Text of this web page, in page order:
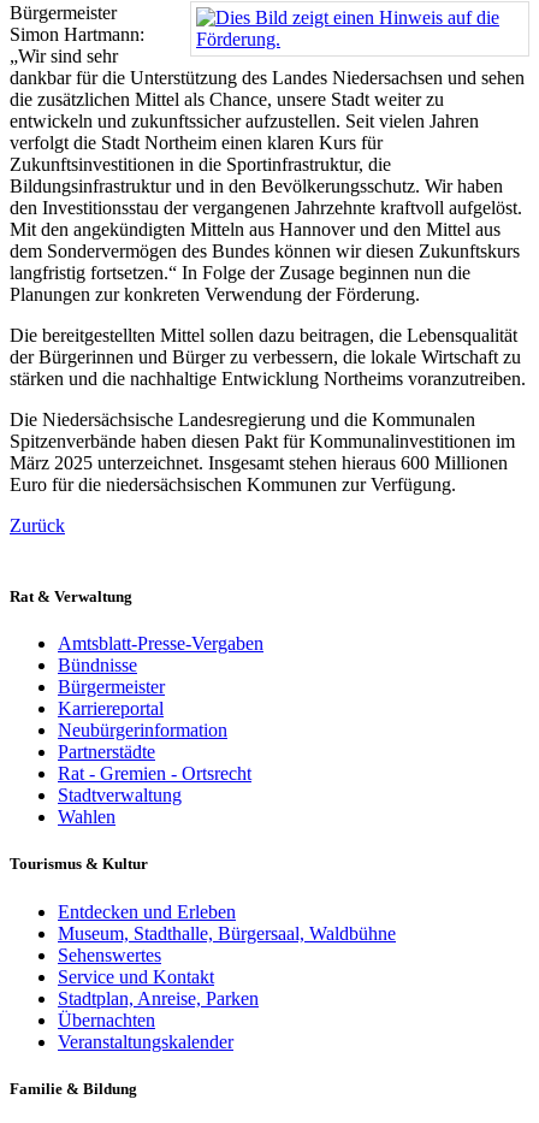
Bürgermeister
Simon Hartmann:
„Wir sind sehr
dankbar für die Unterstützung des Landes Niedersachsen und sehen
die zusätzlichen Mittel als Chance, unsere Stadt weiter zu
entwickeln und zukunftssicher aufzustellen. Seit vielen Jahren
verfolgt die Stadt Northeim einen klaren Kurs für
Zukunftsinvestitionen in die Sportinfrastruktur, die
Bildungsinfrastruktur und in den Bevölkerungsschutz. Wir haben
den Investitionsstau der vergangenen Jahrzehnte kraftvoll aufgelöst.
Mit den angekündigten Mitteln aus Hannover und den Mittel aus
dem Sondervermögen des Bundes können wir diesen Zukunftskurs
langfristig fortsetzen.“ In Folge der Zusage beginnen nun die
Planungen zur konkreten Verwendung der Förderung.
Die bereitgestellten Mittel sollen dazu beitragen, die Lebensqualität
der Bürgerinnen und Bürger zu verbessern, die lokale Wirtschaft zu
stärken und die nachhaltige Entwicklung Northeims voranzutreiben.
Die Niedersächsische Landesregierung und die Kommunalen
Spitzenverbände haben diesen Pakt für Kommunalinvestitionen im
März 2025 unterzeichnet. Insgesamt stehen hieraus 600 Millionen
Euro für die niedersächsischen Kommunen zur Verfügung.
Zurück
Rat & Verwaltung
Amtsblatt-Presse-Vergaben
Bündnisse
Bürgermeister
Karriereportal
Neubürgerinformation
Partnerstädte
Rat - Gremien - Ortsrecht
Stadtverwaltung
Wahlen
Tourismus & Kultur
Entdecken und Erleben
Museum, Stadthalle, Bürgersaal, Waldbühne
Sehenswertes
Service und Kontakt
Stadtplan, Anreise, Parken
Übernachten
Veranstaltungskalender
Familie & Bildung